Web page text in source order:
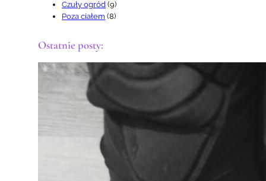
Czuły ogród (9)
Poza ciałem (8)
Ostatnie posty: